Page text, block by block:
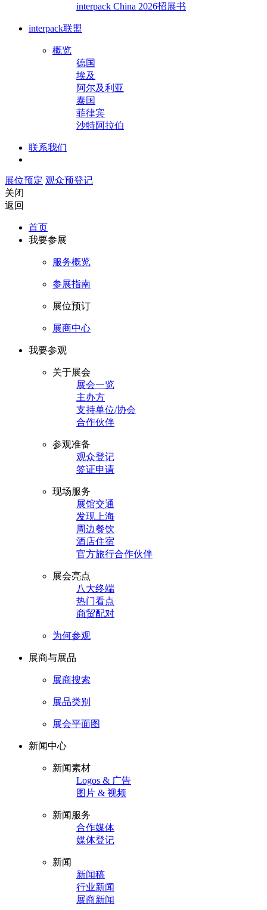
interpack China 2026招展书
interpack联盟
概览
德国
埃及
阿尔及利亚
泰国
菲律宾
沙特阿拉伯
联系我们
展位预定 观众预登记
关闭
返回
首页
我要参展
服务概览
参展指南
展位预订
展商中心
我要参观
关于展会
展会一览
主办方
支持单位/协会
合作伙伴
参观准备
观众登记
签证申请
现场服务
展馆交通
发现上海
周边餐饮
酒店住宿
官方旅行合作伙伴
展会亮点
八大终端
热门看点
商贸配对
为何参观
展商与展品
展商搜索
展品类别
展会平面图
新闻中心
新闻素材
Logos & 广告
图片 & 视频
新闻服务
合作媒体
媒体登记
新闻
新闻稿
行业新闻
展商新闻